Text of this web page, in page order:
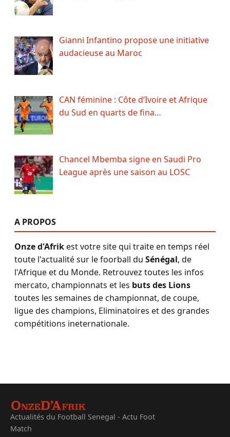
Gianni Infantino propose une initiative
audacieuse au Maroc
CAN féminine : Côte d’Ivoire et Afrique
du Sud en quarts de fina…
Chancel Mbemba signe en Saudi Pro
League après une saison au LOSC
A PROPOS
Onze d'Afrikest votre site qui traite en temps réel
toute l'actualité sur le foorball du Sénégal, de
l'Afrique et du Monde. Retrouvez toutes les infos
mercato, championnats et les buts des Lions
toutes les semaines de championnat, de coupe,
ligue des champions, Eliminatoires et des grandes
compétitions ineternationale.
Actualités du Football Senegal - Actu Foot
Match